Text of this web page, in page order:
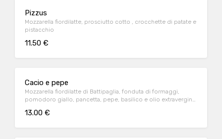
Pizzus
Mozzarella fiordilatte, prosciutto cotto , crocchette di patate e
pistacchio
11.50 €
Cacio e pepe
Mozzarella fiordilatte di Battipaglia, fonduta di formaggi,
pomodoro giallo, pancetta, pepe, basilico e olio extravergine
13.00 €